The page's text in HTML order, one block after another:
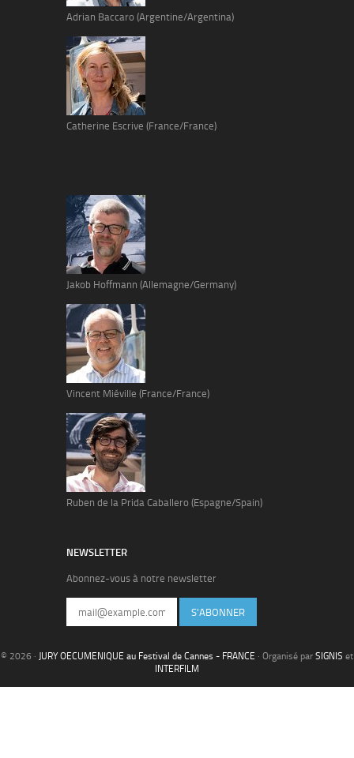
Adrian Baccaro (Argentine/Argentina)
Catherine Escrive (France/France)
Jakob Hoffmann (Allemagne/Germany)
Vincent Miéville (France/France)
Ruben de la Prida Caballero (Espagne/Spain)
NEWSLETTER
Abonnez-vous à notre newsletter
S'ABONNER
© 2026 · JURY OECUMENIQUE au Festival de Cannes - FRANCE · Organisé par SIGNIS et
INTERFILM